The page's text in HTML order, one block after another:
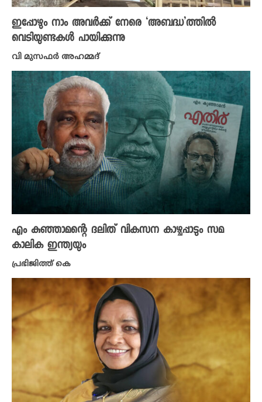
ഇപ്പോഴും നാം അവർക്ക് നേരെ ‘അബദ്ധ’ത്തിൽ
വെടിയുണ്ടകൾ പായിക്കുന്നു
വി മുസഫർ അഹമ്മദ്
എം കുഞ്ഞാമന്റെ ദലിത് വികസന കാഴ്ചപ്പാടും സമ
കാലിക ഇന്ത്യയും
പ്രഭിജിത്ത് കെ